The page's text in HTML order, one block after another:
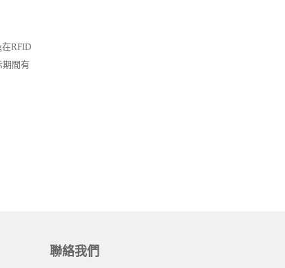
RFID
期間有
聯絡我們